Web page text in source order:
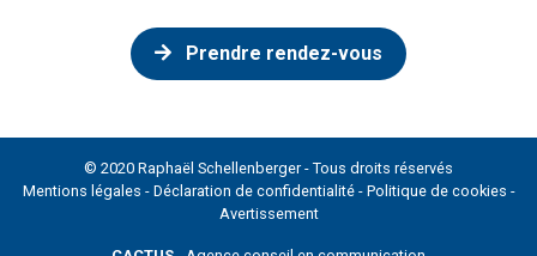
Prendre rendez-vous
© 2020 Raphaël Schellenberger - Tous droits réservés
Mentions légales - Déclaration de confidentialité- Politique de cookies -
Avertissement